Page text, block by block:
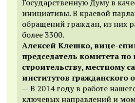
Государственную Думу в
инициативы. В краевой
обращений граждан, из них
более 3300.
Алексей Клешко, вице-
председатель комитета по
строительству, местному
институтов гражданского
— В 2014 году в работе
ключевых направлений и